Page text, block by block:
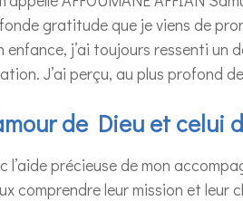
gratitude que je viens de
enfance, j’ai toujours ressenti un
J’ai perçu, au plus profond
de Dieu et celui
l’aide précieuse de mon
comprendre leur mission et leur